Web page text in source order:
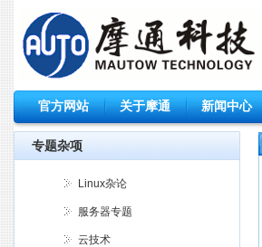
官方网站 关于摩通 新闻中心
专题杂项
Linux杂论
服务器专题
云技术